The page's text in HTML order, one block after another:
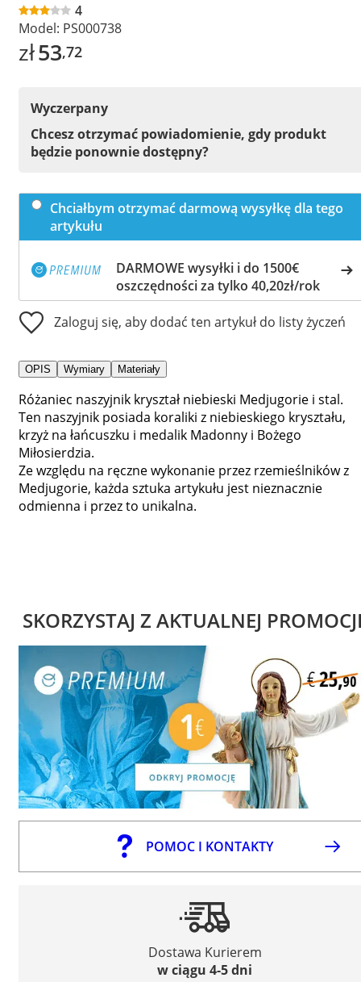
4
Model: PS000738
zł53,72
Wyczerpany
Chcesz otrzymać powiadomienie, gdy produkt
będzie ponownie dostępny?
Chciałbym otrzymać darmową wysyłkę dla tego
artykułu
DARMOWE wysyłki i do 1500€
oszczędności za tylko 40,20zł/rok
Zaloguj się, aby dodać ten artykuł do listy życzeń
OPIS Wymiary Materiały
Różaniec naszyjnik kryształ niebieski Medjugorie i stal.
Ten naszyjnik posiada koraliki z niebieskiego kryształu,
krzyż na łańcuszku i medalik Madonny i Bożego
Miłosierdzia.
Ze względu na ręczne wykonanie przez rzemieślników z
Medjugorie, każda sztuka artykułu jest nieznacznie
odmienna i przez to unikalna.
SKORZYSTAJ Z AKTUALNEJ
POMOC I KONTAKTY
Dostawa Kurierem
w ciągu 4-5 dni